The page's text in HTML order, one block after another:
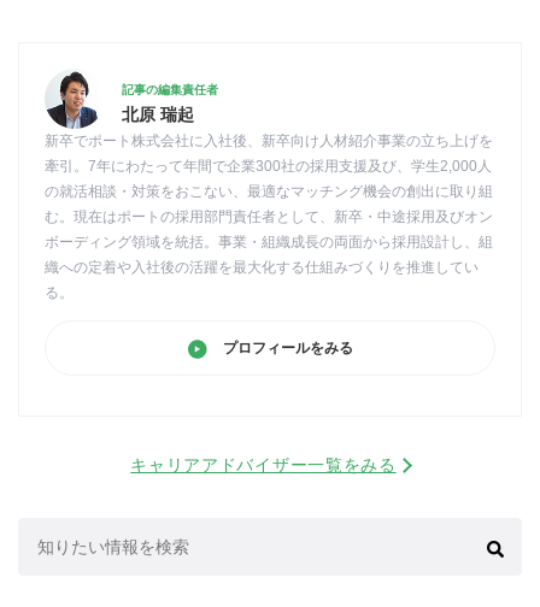
記事の編集責任者
北原 瑞起
新卒でポート株式会社に入社後、新卒向け人材紹介事業の立ち上げを
牽引。7年にわたって年間で企業300社の採用支援及び、学生2,000人
の就活相談・対策をおこない、最適なマッチング機会の創出に取り組
む。現在はポートの採用部門責任者として、新卒・中途採用及びオン
ボーディング領域を統括。事業・組織成長の両面から採用設計し、組
織への定着や入社後の活躍を最大化する仕組みづくりを推進してい
る。
プロフィールをみる
キャリアアドバイザー一覧をみる